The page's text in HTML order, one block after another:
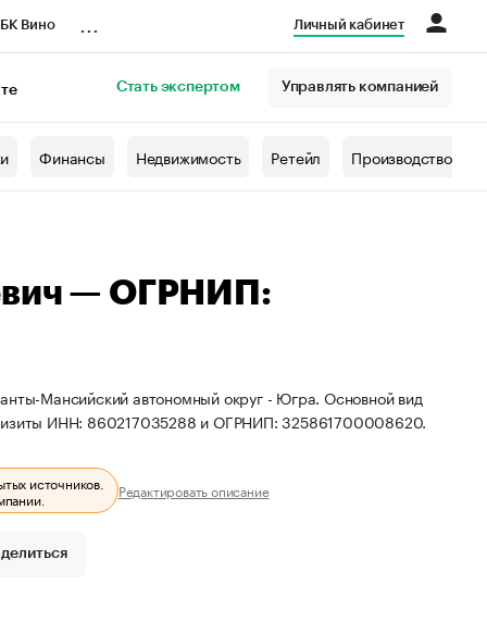
Вино Личный кабинет
Стать экспертом Управлять компанией
Финансы Недвижимость Ретейл Производство
— ОГРНИП:
Мансийский автономный округ - Югра. Основной вид
ИНН: 860217035288 и ОГРНИП: 325861700008620.
источников.
Редактировать описание